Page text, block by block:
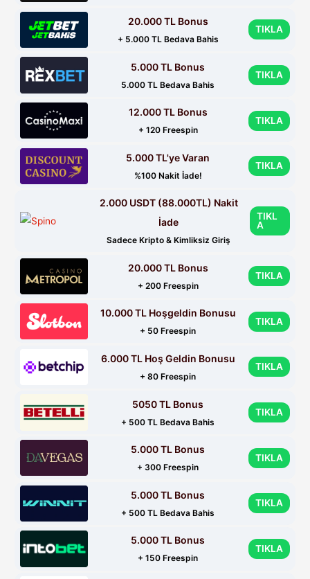
20.000 TL Bonus
+ 5.000 TL Bedava Bahis
TIKLA
5.000 TL Bonus
5.000 TL Bedava Bahis
TIKLA
12.000 TL Bonus
+ 120 Freespin
TIKLA
5.000 TL'ye Varan
%100 Nakit İade!
TIKLA
2.000 USDT (88.000TL) Nakit
İade
Sadece Kripto & Kimliksiz Giriş
TIKL
A
20.000 TL Bonus
+ 200 Freespin
TIKLA
10.000 TL Hoşgeldin Bonusu
+ 50 Freespin
TIKLA
6.000 TL Hoş Geldin Bonusu
+ 80 Freespin
TIKLA
5050 TL Bonus
+ 500 TL Bedava Bahis
TIKLA
5.000 TL Bonus
+ 300 Freespin
TIKLA
5.000 TL Bonus
+ 500 TL Bedava Bahis
TIKLA
5.000 TL Bonus
+ 150 Freespin
TIKLA